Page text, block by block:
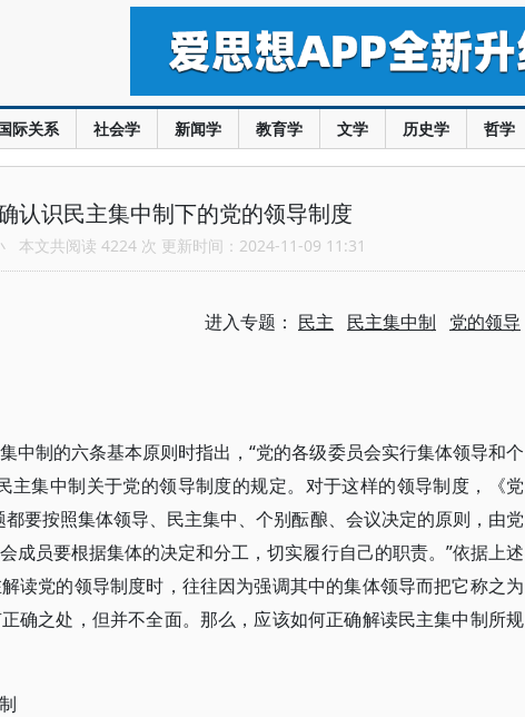
际关系 社会学 新闻学 教育学 文学 历史学 哲学
认识民主集中制下的党的领导制度
本文共阅读 4224 次 更新时间：2024-11-09 11:31
进入专题： 民主 民主集中制 党的领导
中制的六条基本原则时指出，“党的各级委员会实行集体领导和个
主集中制关于党的领导制度的规定。对于这样的领导制度，《党
要按照集体领导、民主集中、个别酝酿、会议决定的原则，由党
成员要根据集体的决定和分工，切实履行自己的职责。”依据上述
读党的领导制度时，往往因为强调其中的集体领导而把它称之为
确之处，但并不全面。那么，应该如何正确解读民主集中制所规